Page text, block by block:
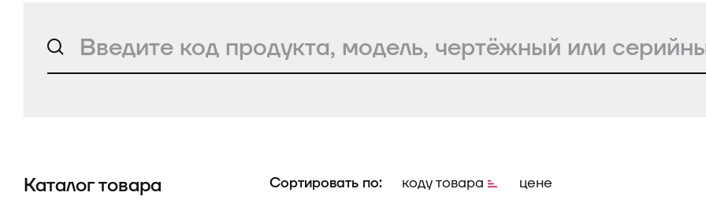
Каталог товара Сортировать по: коду товара цене